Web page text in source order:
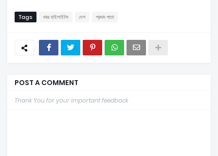
Tags খবর হাইলাইটস দেশ প্রথম পাতা
POST A COMMENT
Thank You for your important feedback